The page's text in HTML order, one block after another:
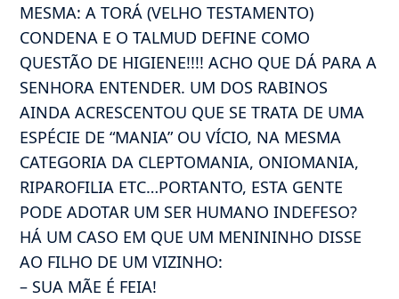
MESMA: A TORÁ (VELHO TESTAMENTO)
CONDENA E O TALMUD DEFINE COMO
QUESTÃO DE HIGIENE!!!! ACHO QUE DÁ PARA A
SENHORA ENTENDER. UM DOS RABINOS
AINDA ACRESCENTOU QUE SE TRATA DE UMA
ESPÉCIE DE “MANIA” OU VÍCIO, NA MESMA
CATEGORIA DA CLEPTOMANIA, ONIOMANIA,
RIPAROFILIA ETC…PORTANTO, ESTA GENTE
PODE ADOTAR UM SER HUMANO INDEFESO?
HÁ UM CASO EM QUE UM MENININHO DISSE
AO FILHO DE UM VIZINHO:
– SUA MÃE É FEIA!